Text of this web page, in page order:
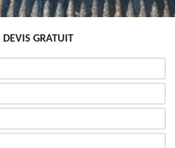
DEVIS GRATUIT